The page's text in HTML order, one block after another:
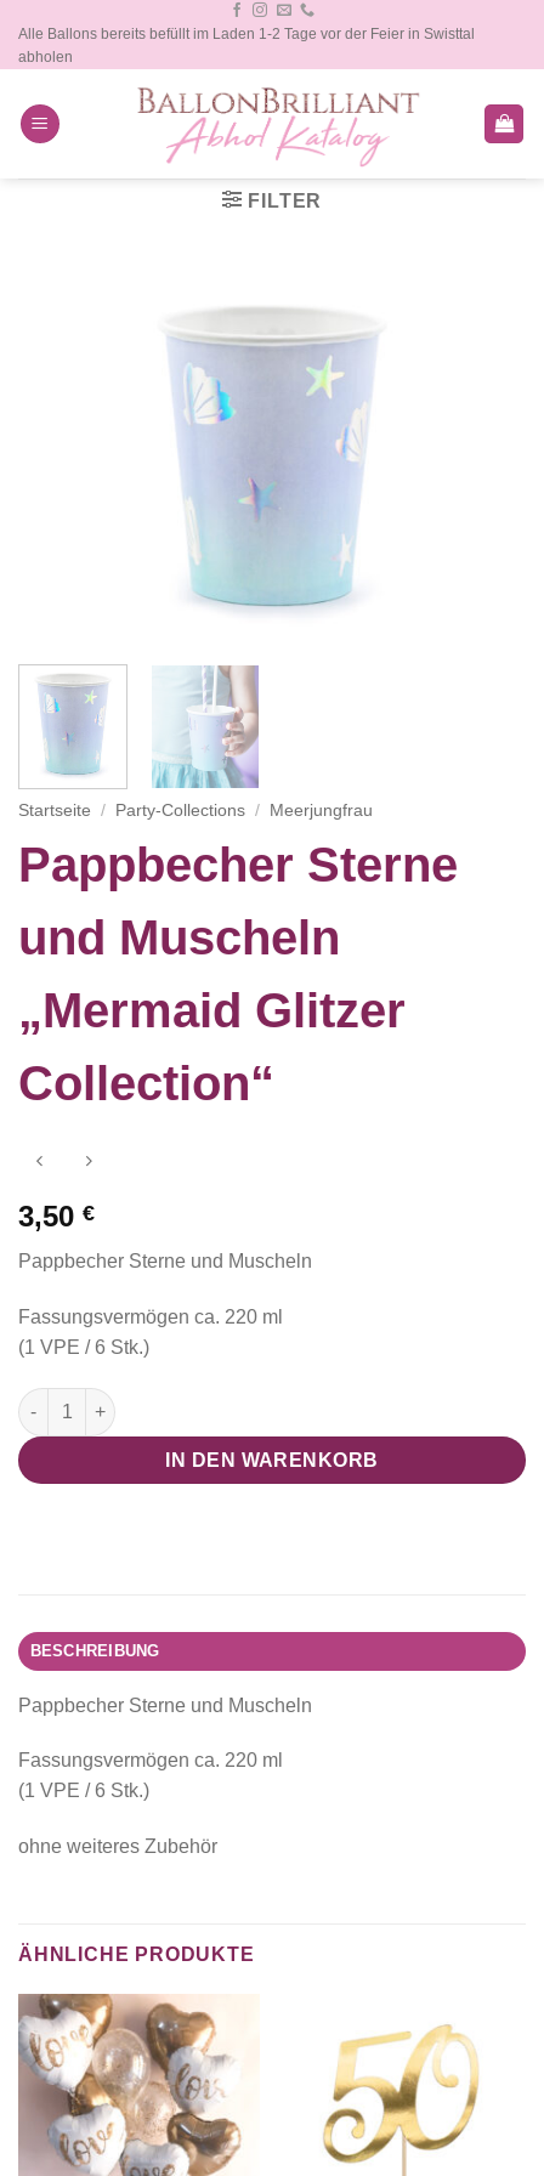
Inhalt
springen
Alle Ballons bereits befüllt im Laden 1-2 Tage vor der Feier in Swisttal
abholen
FILTER
Startseite / Party-Collections / Meerjungfrau
Pappbecher Sterne
und Muscheln
„Mermaid Glitzer
Collection“
3,50 €
Pappbecher Sterne und Muscheln
Fassungsvermögen ca. 220 ml
(1 VPE / 6 Stk.)
Pappbecher Sterne und Muscheln "Mermaid Glitzer Collection"
IN DEN WARENKORB
BESCHREIBUNG
Pappbecher Sterne und Muscheln
Fassungsvermögen ca. 220 ml
(1 VPE / 6 Stk.)
ohne weiteres Zubehör
ÄHNLICHE PRODUKTE